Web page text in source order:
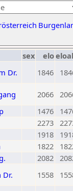
sex elo
Dr. 1846
2066
1476
2273
1918
1822
2082
Dr. 1558